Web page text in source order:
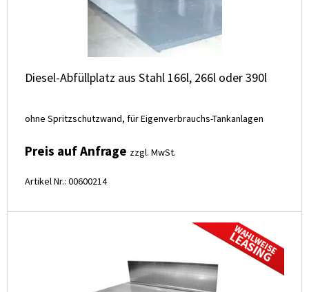
Diesel-Abfüllplatz aus Stahl 166l, 266l oder 390l
ohne Spritzschutzwand, für Eigenverbrauchs-Tankanlagen
Preis auf Anfrage zzgl. MwSt.
Artikel Nr.: 00600214